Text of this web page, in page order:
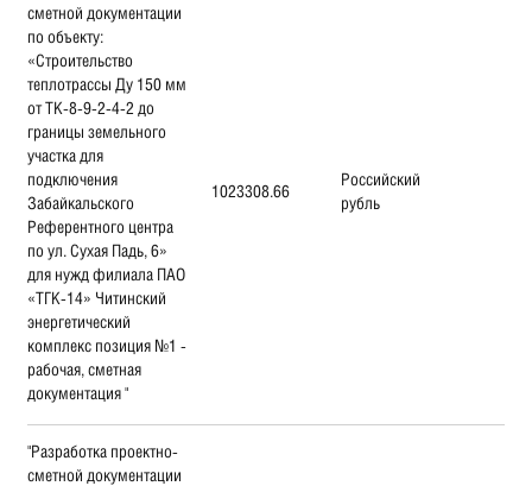
сметной документации
по объекту:
«Строительство
теплотрассы Ду 150 мм
от ТК-8-9-2-4-2 до
границы земельного
участка для
подключения
Забайкальского
Референтного центра
по ул. Сухая Падь, 6»
для нужд филиала ПАО
«ТГК-14» Читинский
энергетический
комплекс позиция №1 -
рабочая, сметная
документация "
1023308.66
Российский
рубль
"Разработка проектно-
сметной документации